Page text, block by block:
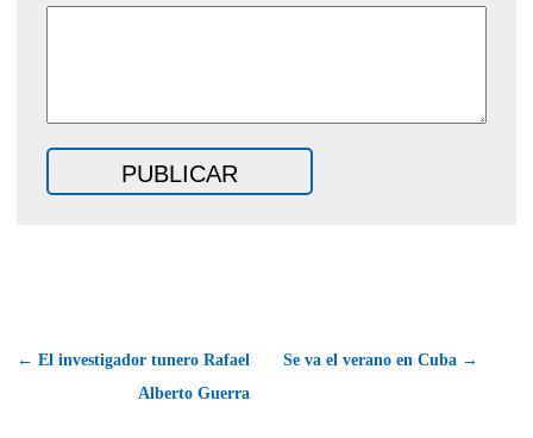
← El investigador tunero Rafael
Alberto Guerra
Se va el verano en Cuba →